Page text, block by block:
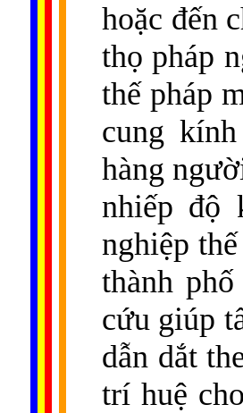
hoặc đến
thọ pháp
thế pháp
cung
hàng
nhiếp độ
nghiệp
thành
cứu giúp
dẫn dắt
trí huệ